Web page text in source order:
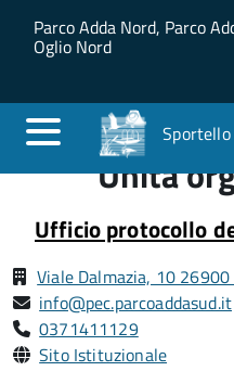
Salta al contenuto
Skip to site
Parco Adda Nord, Parco
Oglio Nord
Unità
Ufficio protocollo
Viale Dalmazia, 10 26900
info@pec.parcoaddasud.it
0371411129
Sito Istituzionale